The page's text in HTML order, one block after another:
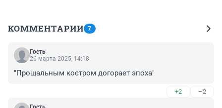
КОММЕНТАРИИ 7
Гость
26 марта 2025, 14:18
"Прощальным костром догорает эпоха"
+2 –2